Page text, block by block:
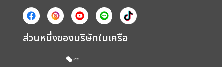
ส่วนหนึ่งของบริษัทในเครือ